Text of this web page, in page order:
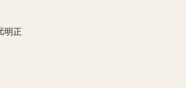
明正